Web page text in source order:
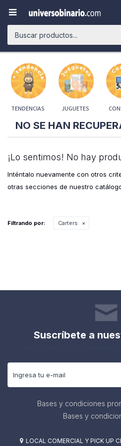

TENDENCIAS JUGUETES
NO SE HAN
¡Lo sentimos! No hay
Inténtalo nuevamente con otros
otras secciones de nuestro
Filtrando por: Carters
Suscríbete a
Bases y condiciones
Bases y
 LOCAL COMERCIAL Y PICK UP